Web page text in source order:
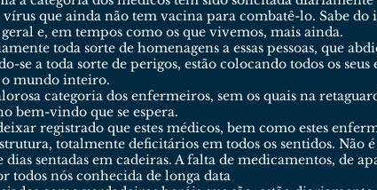
que ainda não tem vacina para combatê-lo. Sabe
e, em tempos como os que vivemos, mais ainda.
toda sorte de homenagens a essas pessoas, que
se a toda sorte de perigos, estão colocando todos os
mundo inteiro.
categoria dos enfermeiros, sem os quais na
bem-vindo que se espera.
registrado que estes médicos, bem como estes
totalmente deficitários em todos os sentidos. Não
sentadas em cadeiras. A falta de medicamentos, de
todos nós conhecida de longa data